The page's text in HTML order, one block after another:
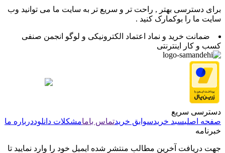
برای دسترسی بهتر , راحت تر و سریع تر به سایت ما می توانید وب
سایت ما را بوکمارک کنید .
ضمانت خرید و نماد اعتماد الکترونیکی و لوگو انجمن صنفی
کسب و کار اینترنتی
دسترسی سریع
صفحه اصلیسبد خریدسوابق خریدتماس بامامشکلات دانلوددرباره ما
خبرنامه
جهت دریافت آخرین مطالب منتشر شده ایمیل خود را وارد نمایید تا